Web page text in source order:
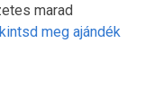
marad
meg ajándék